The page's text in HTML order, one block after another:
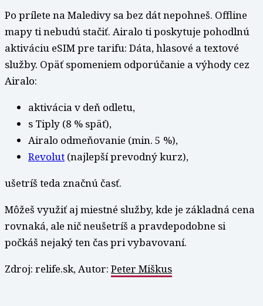
Po prílete na Maledivy sa bez dát nepohneš. Offline
mapy ti nebudú stačiť. Airalo ti poskytuje pohodlnú
aktiváciu eSIM pre tarifu: Dáta, hlasové a textové
služby. Opäť spomeniem odporúčanie a výhody cez
Airalo:
aktivácia v deň odletu,
s Tiply (8 % späť),
Airalo odmeňovanie (min. 5 %),
Revolut (najlepší prevodný kurz),
ušetríš teda značnú časť.
Môžeš využiť aj miestné služby, kde je základná cena
rovnaká, ale nič neušetríš a pravdepodobne si
počkáš nejaký ten čas pri vybavovaní.
Zdroj: relife.sk, Autor: Peter Miškus